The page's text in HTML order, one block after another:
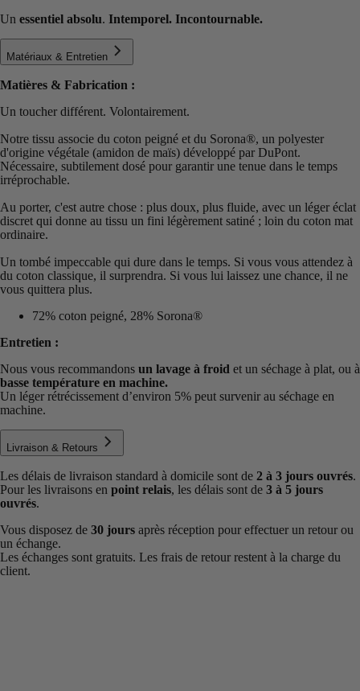
Un essentiel absolu. Intemporel. Incontournable.
Matériaux & Entretien
Matières & Fabrication :
Un toucher différent. Volontairement.
Notre tissu associe du coton peigné et du Sorona®️, un polyester
d'origine végétale (amidon de maïs) développé par DuPont.
Nécessaire, subtilement dosé pour garantir une tenue dans le temps
irréprochable.
Au porter, c'est autre chose : plus doux, plus fluide, avec un léger éclat
discret qui donne au tissu un fini légèrement satiné ; loin du coton mat
ordinaire.
Un tombé impeccable qui dure dans le temps. Si vous vous attendez à
du coton classique, il surprendra. Si vous lui laissez une chance, il ne
vous quittera plus.
72% coton peigné, 28% Sorona®
Entretien :
Nous vous recommandons un lavage à froid et un séchage à plat, ou à
basse température en machine.
Un léger rétrécissement d’environ 5% peut survenir au séchage en
machine.
Livraison & Retours
Les délais de livraison standard à domicile sont de 2 à 3 jours ouvrés.
Pour les livraisons en point relais, les délais sont de 3 à 5 jours
ouvrés.
Vous disposez de 30 jours après réception pour effectuer un retour ou
un échange.
Les échanges sont gratuits. Les frais de retour restent à la charge du
client.